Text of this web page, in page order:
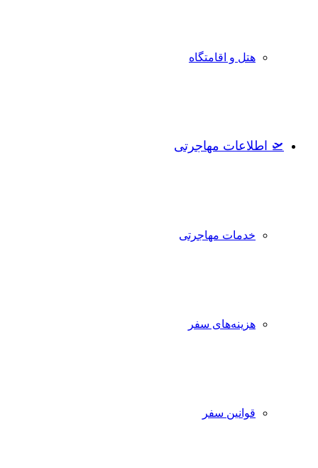
هتل و اقامتگاه
🛫 اطلاعات مهاجرتی
خدمات مهاجرتی
هزینه‌های سفر
قوانین سفر